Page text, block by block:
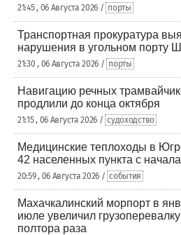
21:45 , 06 Августа 2026 / порты
Транспортная прокуратура
нарушения в угольном порту
21:30 , 06 Августа 2026 / порты
Навигацию речных
продлили до конца октября
21:15 , 06 Августа 2026 / судоходство
Медицинские теплоходы в
42 населенных пункта с
20:59 , 06 Августа 2026 / события
Махачкалинский морпорт в
июле увеличил
полтора раза